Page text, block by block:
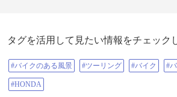
タグを活用して見たい情報をチェック
#バイクのある風景 #ツーリング #バイク #
#HONDA